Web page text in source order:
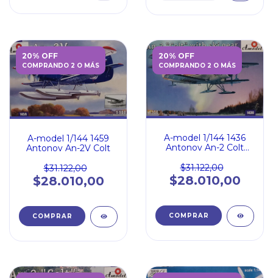
20% OFF
COMPRANDO 2 O MÁS
A-model 1/144 1459
Antonov An-2V Colt
$31.122,00
$28.010,00
20% OFF
COMPRANDO 2 O MÁS
A-model 1/144 1436
Antonov An-2 Colt
$31.122,00
$28.010,00